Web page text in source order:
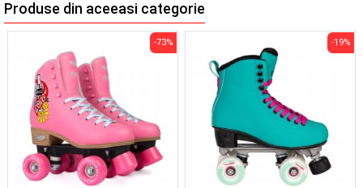
Produse din aceeasi categorie
-73% -19%